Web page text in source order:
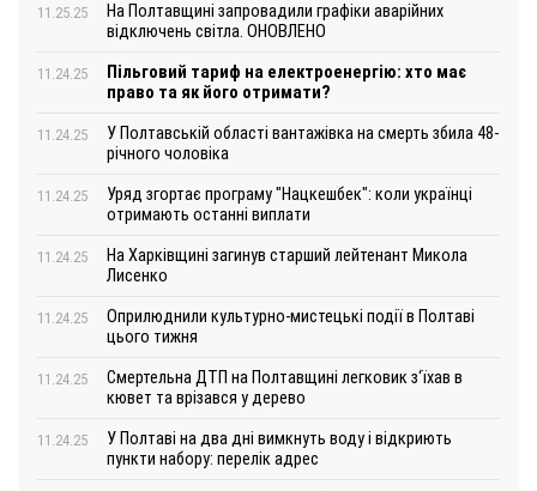
11.25.25
На Полтавщині запровадили графіки аварійних
відключень світла. ОНОВЛЕНО
11.24.25
Пільговий тариф на електроенергію: хто має
право та як його отримати?
11.24.25
У Полтавській області вантажівка на смерть збила 48-
річного чоловіка
11.24.25
Уряд згортає програму "Нацкешбек": коли українці
отримають останні виплати
11.24.25
На Харківщині загинув старший лейтенант Микола
Лисенко
11.24.25
Оприлюднили культурно-мистецькі події в Полтаві
цього тижня
11.24.25
Смертельна ДТП на Полтавщині легковик з‘їхав в
кювет та врізався у дерево
11.24.25
У Полтаві на два дні вимкнуть воду і відкриють
пункти набору: перелік адрес